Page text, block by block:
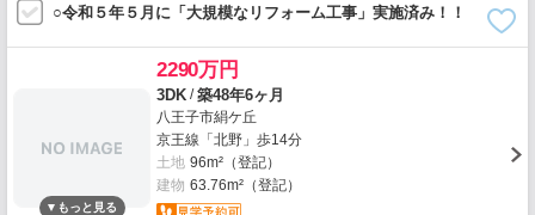
○令和５年５月に「大規模なリフォーム工事」実施済み！！
2290万円
3DK /築48年6ヶ月
八王子市絹ケ丘
京王線「北野」歩14分
土地 96m²（登記）
建物 63.76m²（登記）